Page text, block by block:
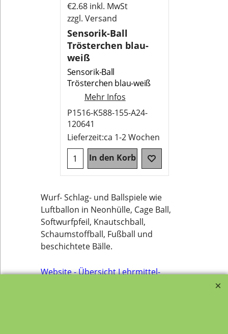
€2.68 inkl. MwSt
zzgl. Versand
Sensorik-Ball
Trösterchen blau-
weiß
Sensorik-Ball
Trösterchen blau-weiß
Mehr Infos
P1516-K588-155-A24-
120641
Lieferzeit:ca 1-2 Wochen
In den Korb
Wurf- Schlag- und Ballspiele wie
Luftballon in Neonhülle, Cage Ball,
Softwurfpfeil, Knautschball,
Schaumstoffball, Fußball und
beschichtete Bälle.
Website - Übersicht Lehrmittel-